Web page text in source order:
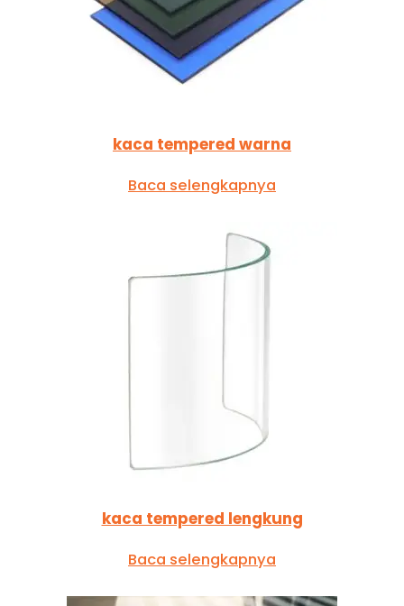
kaca tempered warna
Baca selengkapnya
kaca tempered lengkung
Baca selengkapnya